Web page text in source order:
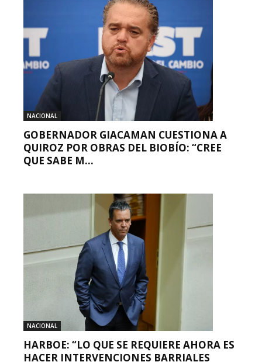
NACIONAL
GOBERNADOR GIACAMAN CUESTIONA A
QUIROZ POR OBRAS DEL BIOBÍO: “CREE
QUE SABE M...
NACIONAL
HARBOE: “LO QUE SE REQUIERE AHORA ES
HACER INTERVENCIONES BARRIALES